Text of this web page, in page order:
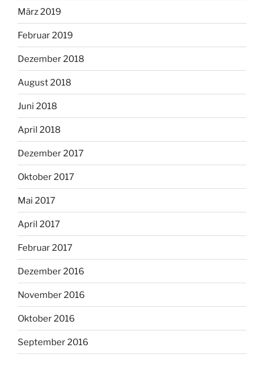
März 2019
Februar 2019
Dezember 2018
August 2018
Juni 2018
April 2018
Dezember 2017
Oktober 2017
Mai 2017
April 2017
Februar 2017
Dezember 2016
November 2016
Oktober 2016
September 2016